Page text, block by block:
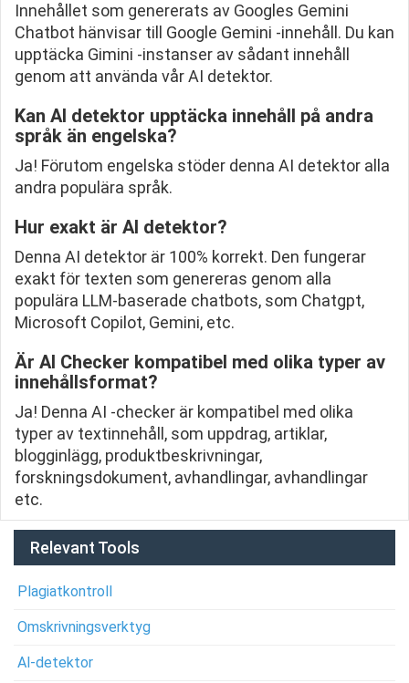
Innehållet som genererats av Googles Gemini
Chatbot hänvisar till Google Gemini -innehåll. Du kan
upptäcka Gimini -instanser av sådant innehåll
genom att använda vår AI detektor.
Kan AI detektor upptäcka innehåll på andra
språk än engelska?
Ja! Förutom engelska stöder denna AI detektor alla
andra populära språk.
Hur exakt är AI detektor?
Denna AI detektor är 100% korrekt. Den fungerar
exakt för texten som genereras genom alla
populära LLM-baserade chatbots, som Chatgpt,
Microsoft Copilot, Gemini, etc.
Är AI Checker kompatibel med olika typer av
innehållsformat?
Ja! Denna AI -checker är kompatibel med olika
typer av textinnehåll, som uppdrag, artiklar,
blogginlägg, produktbeskrivningar,
forskningsdokument, avhandlingar, avhandlingar
etc.
Relevant Tools
Plagiatkontroll
Omskrivningsverktyg
Al-detektor